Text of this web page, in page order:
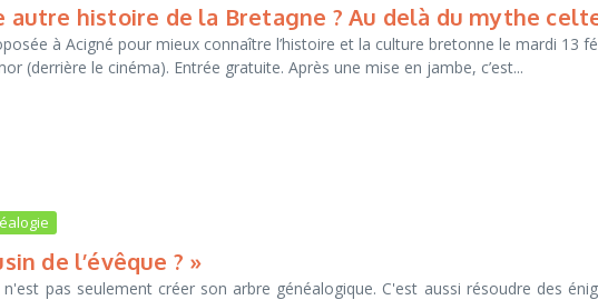
autre histoire de la Bretagne ? Au delà du mythe
à Acigné pour mieux connaître l’histoire et la culture bretonne le mardi 13
(derrière le cinéma). Entrée gratuite. Après une mise en jambe, c’est...
de l’évêque ? »
pas seulement créer son arbre généalogique. C'est aussi résoudre des